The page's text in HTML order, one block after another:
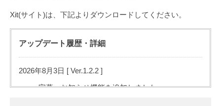
Xit(サイト)は、下記よりダウンロードしてください。
アップデート履歴・詳細
2026年8月3日 [ Ver.1.2.2 ]
字幕、お知らせ機能を追加しました。